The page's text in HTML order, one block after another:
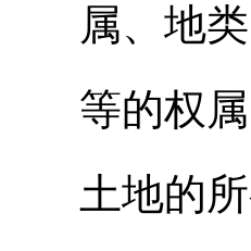
属、地
等的权
土地的